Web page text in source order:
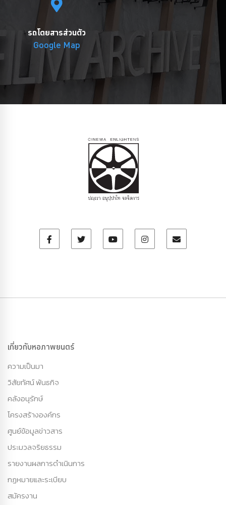
รถโดยสารส่วนตัว
Google Map
เกี่ยวกับหอภาพยนตร์
ความเป็นมา
วิสัยทัศน์ พันธกิจ
คลังอนุรักษ์
โครงสร้างองค์กร
ศูนย์ข้อมูลข่าวสาร
ประมวลจริยธรรม
รายงานผลการดำเนินการ
กฏหมายและระเบียบ
สมัครงาน